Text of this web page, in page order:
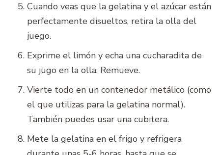
Cuando veas que la gelatina y el azúcar están
perfectamente disueltos, retira la olla del
juego.
Exprime el limón y echa una cucharadita de
su jugo en la olla. Remueve.
Vierte todo en un contenedor metálico (como
el que utilizas para la gelatina normal).
También puedes usar una cubitera.
Mete la gelatina en el frigo y refrigera